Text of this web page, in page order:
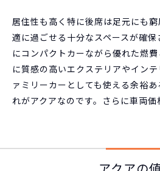
居住性も高く特に後席は足元にも
適に過ごせる十分なスペースが確
にコンパクトカーながら優れた燃
に質感の高いエクステリアやイン
ァミリーカーとしても使える余裕
れがアクアなのです。さらに車両価